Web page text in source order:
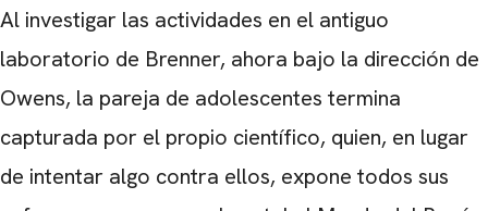
Al investigar las actividades en el antiguo
laboratorio de Brenner, ahora bajo la dirección de
Owens, la pareja de adolescentes termina
capturada por el propio científico, quien, en lugar
de intentar algo contra ellos, expone todos sus